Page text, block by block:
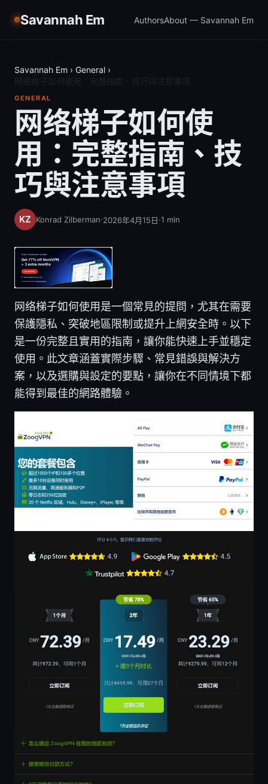
Savannah Em AuthorsAbout — Savannah Em
Savannah Em › General ›
GENERAL
网络梯子如何使
用：完整指南、技
巧與注意事項
Konrad Zilberman·2026年4月15日·1 min
网络梯子如何使用是一個常見的提問，尤其在需要
保護隱私、突破地區限制或提升上網安全時。以下
是一份完整且實用的指南，讓你能快速上手並穩定
使用。此文章涵蓋實際步驟、常見錯誤與解決方
案，以及選購與設定的要點，讓你在不同情境下都
能得到最佳的網路體驗。